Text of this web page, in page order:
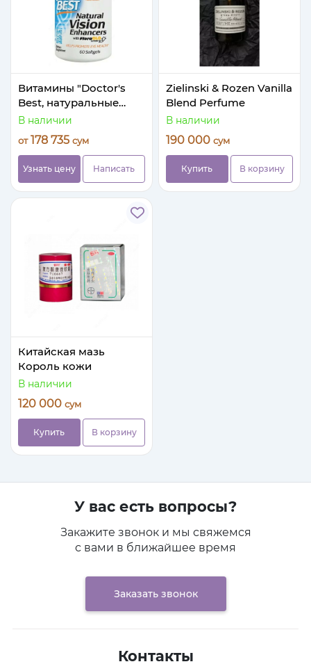
Витамины "Doctor's
Best, натуральные
средства для
улучшения зрения с
лютеином FloraGlo"
В наличии
от178 735 сум
Узнать цену Написать
Zielinski & Rozen Vanilla
Blend Perfume
В наличии
190 000 сум
Купить В корзину
Китайская мазь
Король кожи
В наличии
120 000 сум
Купить В корзину
У вас есть вопросы?
Закажите звонок и мы свяжемся
с вами в ближайшее время
Заказать звонок
Контакты